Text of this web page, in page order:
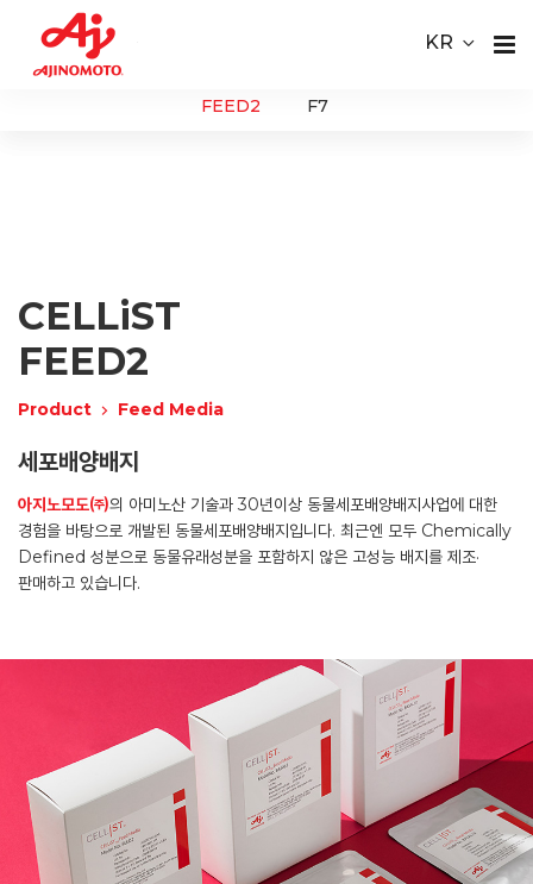
Element Analysis
Linked In
KR
FEED2 F7
CELLiST
FEED2
Product Feed Media
세포배양배지
아지노모도㈜의 아미노산 기술과 30년이상 동물세포배양배지사업에 대한
경험을 바탕으로 개발된 동물세포배양배지입니다. 최근엔 모두 Chemically
Defined 성분으로 동물유래성분을 포함하지 않은 고성능 배지를 제조·
판매하고 있습니다.
Material
Careers
Contact
Responsibility